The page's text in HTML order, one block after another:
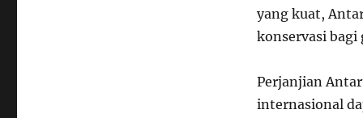
yang kuat,
konservasi bagi
Perjanjian
internasional